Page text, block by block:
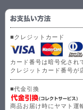
■クレジットカード
カード番号は暗号化され
クレジットカード番号が
■代金引換
商品お届け時にヤマト運